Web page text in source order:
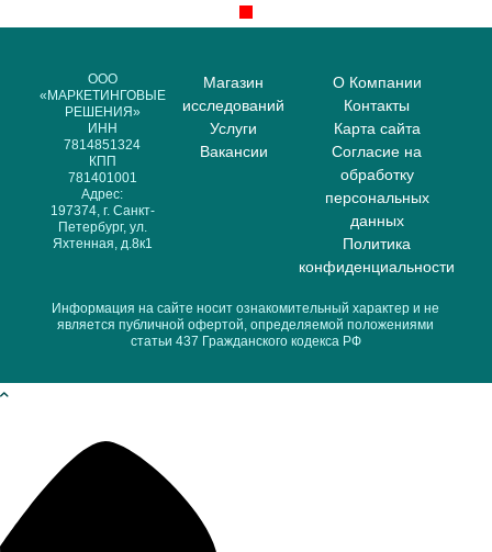
ООО
«МАРКЕТИНГОВЫЕ
РЕШЕНИЯ»
ИНН
7814851324
КПП
781401001
Адрес:
197374, г. Санкт-
Петербург, ул.
Яхтенная, д.8к1
Магазин
исследований
Услуги
Вакансии
О Компании
Контакты
Карта сайта
Согласие на
обработку
персональных
данных
Политика
конфиденциальности
Информация на сайте носит ознакомительный характер и не
является публичной офертой, определяемой положениями
статьи 437 Гражданского кодекса РФ